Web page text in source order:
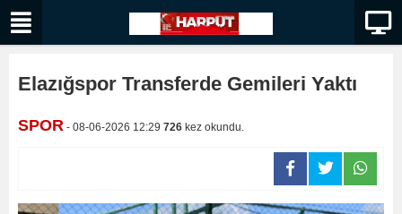
Elazığspor Transferde Gemileri Yaktı
SPOR - 08-06-2026 12:29 726 kez okundu.